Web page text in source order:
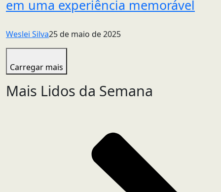
em uma experiência memorável
Weslei Silva25 de maio de 2025
Carregar mais
Mais Lidos da Semana